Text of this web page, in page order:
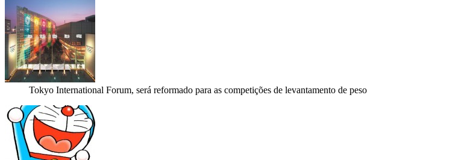
Tokyo International Forum, será reformado para as competições de levantamento de peso